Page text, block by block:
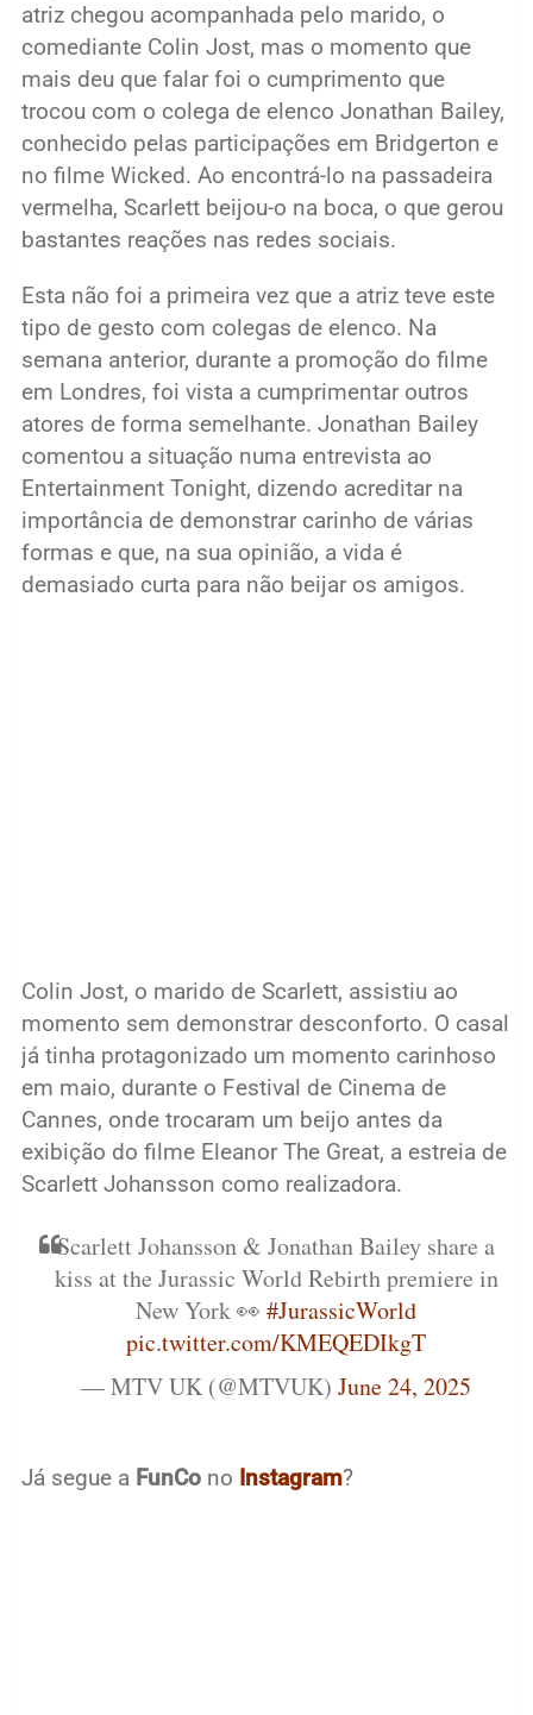
atriz chegou acompanhada pelo marido, o
comediante Colin Jost, mas o momento que
mais deu que falar foi o cumprimento que
trocou com o colega de elenco Jonathan Bailey,
conhecido pelas participações em Bridgerton e
no filme Wicked. Ao encontrá-lo na passadeira
vermelha, Scarlett beijou-o na boca, o que gerou
bastantes reações nas redes sociais.
Esta não foi a primeira vez que a atriz teve este
tipo de gesto com colegas de elenco. Na
semana anterior, durante a promoção do filme
em Londres, foi vista a cumprimentar outros
atores de forma semelhante. Jonathan Bailey
comentou a situação numa entrevista ao
Entertainment Tonight, dizendo acreditar na
importância de demonstrar carinho de várias
formas e que, na sua opinião, a vida é
demasiado curta para não beijar os amigos.
Colin Jost, o marido de Scarlett, assistiu ao
momento sem demonstrar desconforto. O casal
já tinha protagonizado um momento carinhoso
em maio, durante o Festival de Cinema de
Cannes, onde trocaram um beijo antes da
exibição do filme Eleanor The Great, a estreia de
Scarlett Johansson como realizadora.
Scarlett Johansson & Jonathan Bailey share a
kiss at the Jurassic World Rebirth premiere in
New York 👀#JurassicWorld
pic.twitter.com/KMEQEDIkgT
— MTV UK (@MTVUK)June 24, 2025
Já segue a FunCono Instagram?